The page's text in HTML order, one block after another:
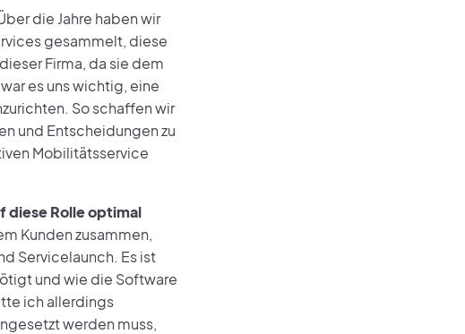
die Jahre haben wir
gesammelt, diese
Firma, da sie dem
es uns wichtig, eine
So schaffen wir
und Entscheidungen zu
Mobilitätsservice
diese Rolle optimal
Kunden zusammen,
Servicelaunch. Es ist
und wie die Software
ich allerdings
werden muss,